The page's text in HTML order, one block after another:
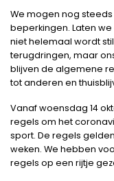
We mogen nog
beperkingen. Laten
niet helemaal wordt
terugdringen, maar
blijven de algemene
tot anderen en
Vanaf woensdag 14
regels om het
sport. De regels
weken. We hebben
regels op een rijtje